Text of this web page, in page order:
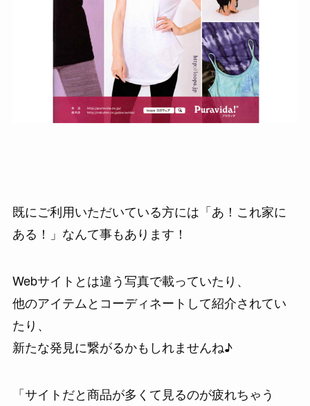
既にご利用いただいている方には「あ！これ家に
ある！」なんて事もあります！
Webサイトとは違う写真で載っていたり、
他のアイテムとコーディネートして紹介されてい
たり、
新たな発見に繋がるかもしれませんね♪
「サイトだと商品が多くて見るのが疲れちゃう